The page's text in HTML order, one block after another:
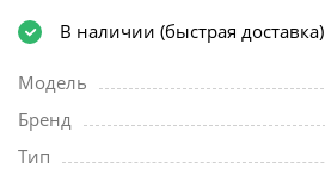
В наличии (быстрая доставка)
Модель
Бренд
Тип